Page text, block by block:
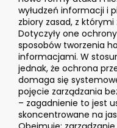
wyłudzeń informacji i
zbiory zasad, z
Dotyczyły one
sposobów tworzenia
informacjami. W
jednak, że ochrona
domaga się
pojęcie zarządzania
– zagadnienie to jest
skoncentrowane na